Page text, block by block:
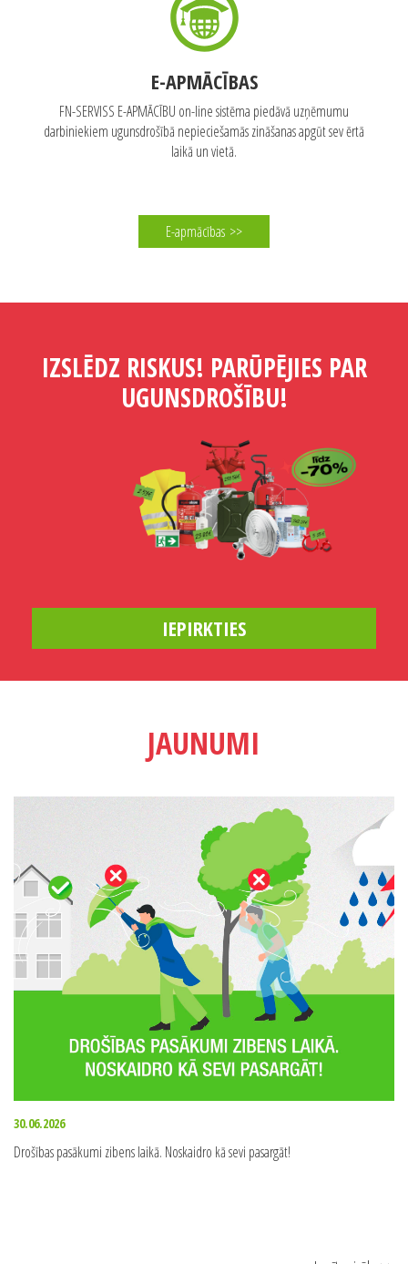
E-APMĀCĪBAS
FN-SERVISS E-APMĀCĪBU on-line sistēma piedāvā uzņēmumu
darbiniekiem ugunsdrošībā nepieciešamās zināšanas apgūt sev ērtā
laikā un vietā.
E-apmācības >>
IZSLĒDZ RISKUS! PARŪPĒJIES PAR
UGUNSDROŠĪBU!
IEPIRKTIES
JAUNUMI
30.06.2026
Drošības pasākumi zibens laikā. Noskaidro kā sevi pasargāt!